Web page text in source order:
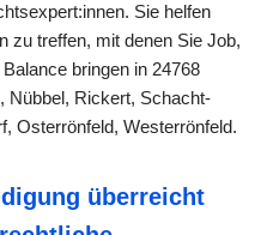
Sie helfen
zu treffen, mit denen Sie Job,
bringen in 24768
Nübbel, Rickert, Schacht-
Osterrönfeld, Westerrönfeld.
überreicht